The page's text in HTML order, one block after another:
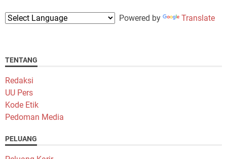
Powered by Translate
TENTANG
Redaksi
UU Pers
Kode Etik
Pedoman Media
PELUANG